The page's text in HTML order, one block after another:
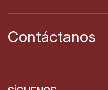
Contáctanos